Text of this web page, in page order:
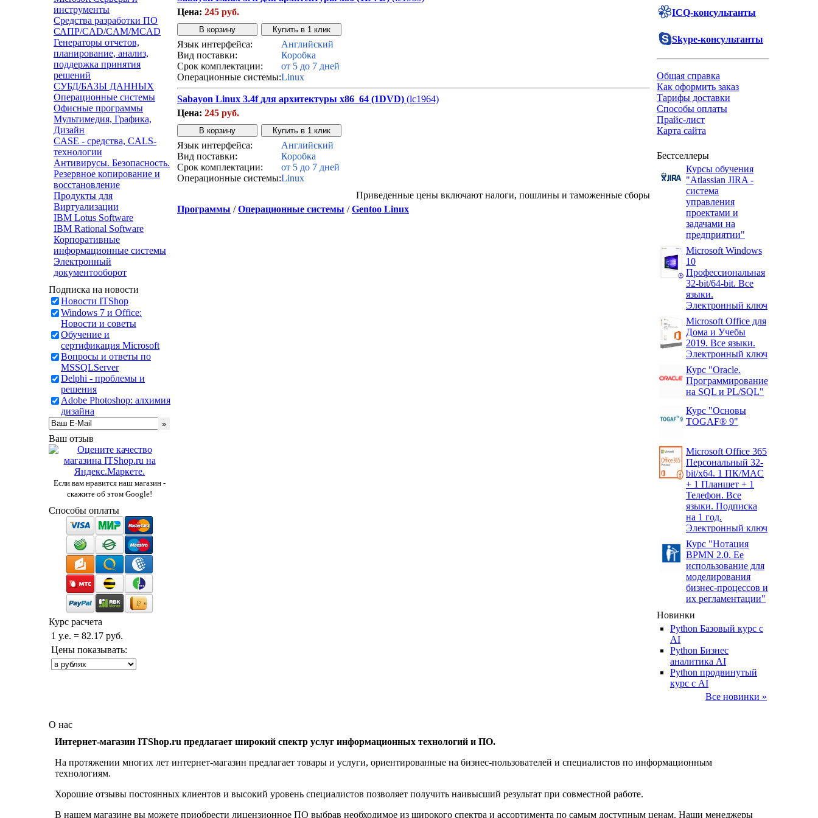
инструменты
Средства разработки ПО
САПР/CAD/CAM/MCAD
Генераторы отчетов,
планирование, анализ,
поддержка принятия
решений
СУБД/БАЗЫ ДАННЫХ
Операционные системы
Офисные программы
Мультимедия, Графика,
Дизайн
CASE - средства, CALS-
технологии
Антивирусы. Безопасность.
Резервное копирование и
восстановление
Продукты для
Виртуализации
IBM Lotus Software
IBM Rational Software
Корпоративные
информационные системы
Электронный
документооборот
Подписка на новости
Новости ITShop
Windows 7 и Office:
Новости и советы
Обучение и
сертификация Microsoft
Вопросы и ответы по
MSSQLServer
Delphi - проблемы и
решения
Adobe Photoshop: алхимия
дизайна
Ваш отзыв
Если вам нравится наш магазин -
скажите об этом Google!
Способы оплаты
Курс расчета
1 у.е. = 82.17 руб.
Цены показывать:
Цена: 245 руб.
Язык интерфейса:
Английский
Вид поставки:
Коробка
Срок комплектации:
от 5 до 7 дней
Операционные системы:Linux
Sabayon Linux 3.4f для архитектуры x86_64 (1DVD) (lc1964)
Цена: 245 руб.
Язык интерфейса:
Английский
Вид поставки:
Коробка
Срок комплектации:
от 5 до 7 дней
Операционные системы:Linux
Приведенные цены включают налоги, пошлины и таможенные сборы
Программы /Операционные системы /Gentoo Linux
ICQ-консультанты
Skype-консультанты
Общая справка
Как оформить заказ
Тарифы доставки
Способы оплаты
Прайс-лист
Карта сайта
Бестселлеры
Курсы обучения
"Atlassian JIRA -
система
управления
проектами и
задачами на
предприятии"
Microsoft Windows
10
Профессиональная
32-bit/64-bit. Все
языки.
Электронный ключ
Microsoft Office для
Дома и Учебы
2019. Все языки.
Электронный ключ
Курс "Oracle.
Программирование
на SQL и PL/SQL"
Курс "Основы
TOGAF® 9"
Microsoft Office 365
Персональный 32-
bit/x64. 1 ПК/MAC
+ 1 Планшет + 1
Телефон. Все
языки. Подписка
на 1 год.
Электронный ключ
Курс "Нотация
BPMN 2.0. Ее
использование для
моделирования
бизнес-процессов и
их регламентации"
Новинки
Python Базовый курс c
AI
Python Бизнес
аналитика AI
Python продвинутый
курс с AI
Все новинки »
О нас
Интернет-магазин ITShop.ru предлагает широкий спектр услуг информационных технологий и ПО.
На протяжении многих лет интернет-магазин предлагает товары и услуги, ориентированные на бизнес-пользователей и специалистов по информационным
технологиям.
Хорошие отзывы постоянных клиентов и высокий уровень специалистов позволяет получить наивысший результат при совместной работе.
В нашем магазине вы можете приобрести лицензионное ПО выбрав необходимое из широкого спектра и ассортимента по самым доступным ценам. Наши менеджеры